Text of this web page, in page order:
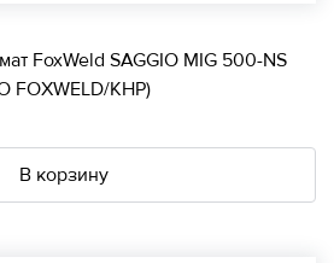
FoxWeld SAGGIO MIG 500-NS
FOXWELD/КНР)
В корзину